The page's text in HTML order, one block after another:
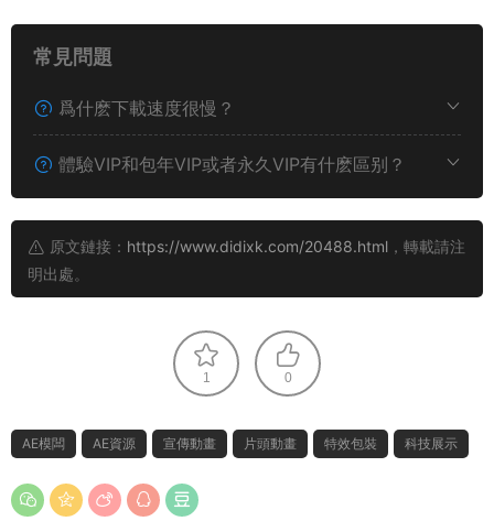
常見問題
爲什麽下載速度很慢？
體驗VIP和包年VIP或者永久VIP有什麽區别？
原文鏈接： https://www.didixk.com/20488.html ，轉載請注
明出處。
1 0
AE模闆 AE資源 宣傳動畫 片頭動畫 特效包裝 科技展示